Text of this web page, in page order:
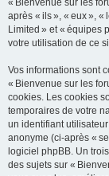
« Bienvenue sur les
après « ils », « eux »,
Limited » et « équipes
votre utilisation de ce
Vos informations sont
« Bienvenue sur les
cookies. Les cookies
temporaires de votre
un identifiant
anonyme (ci-après «
logiciel phpBB. Un
des sujets sur «